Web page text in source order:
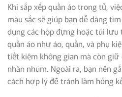
Khi sắp xếp quần áo trong tủ,
màu sắc sẽ giúp bạn dễ dàng
dụng các hộp đựng hoặc túi lưu
quần áo như áo, quần, và phụ
tiết kiệm không gian mà còn giữ
nhăn nhúm. Ngoài ra, bạn nên
cách hợp lý để tránh làm hỏng